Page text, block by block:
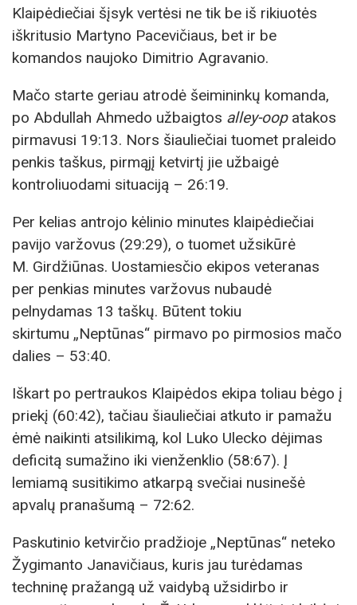
Klaipėdiečiai šįsyk vertėsi ne tik be iš rikiuotės
iškritusio Martyno Pacevičiaus, bet ir be
komandos naujoko Dimitrio Agravanio.
Mačo starte geriau atrodė šeimininkų komanda,
po Abdullah Ahmedo užbaigtos alley-oopatakos
pirmavusi 19:13. Nors šiauliečiai tuomet praleido
penkis taškus, pirmąjį ketvirtį jie užbaigė
kontroliuodami situaciją – 26:19.
Per kelias antrojo kėlinio minutes klaipėdiečiai
pavijo varžovus (29:29), o tuomet užsikūrė
M. Girdžiūnas. Uostamiesčio ekipos veteranas
per penkias minutes varžovus nubaudė
pelnydamas 13 taškų. Būtent tokiu
skirtumu „Neptūnas“ pirmavo po pirmosios mačo
dalies – 53:40.
Iškart po pertraukos Klaipėdos ekipa toliau bėgo į
priekį (60:42), tačiau šiauliečiai atkuto ir pamažu
ėmė naikinti atsilikimą, kol Luko Ulecko dėjimas
deficitą sumažino iki vienženklio (58:67). Į
lemiamą susitikimo atkarpą svečiai nusinešė
apvalų pranašumą – 72:62.
Paskutinio ketvirčio pradžioje „Neptūnas“ neteko
Žygimanto Janavičiaus, kuris jau turėdamas
techninę pražangą už vaidybą užsidirbo ir